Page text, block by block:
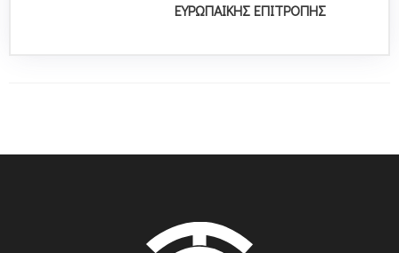
ΕΥΡΩΠΑΙΚΗΣ ΕΠΙΤΡΟΠΗΣ